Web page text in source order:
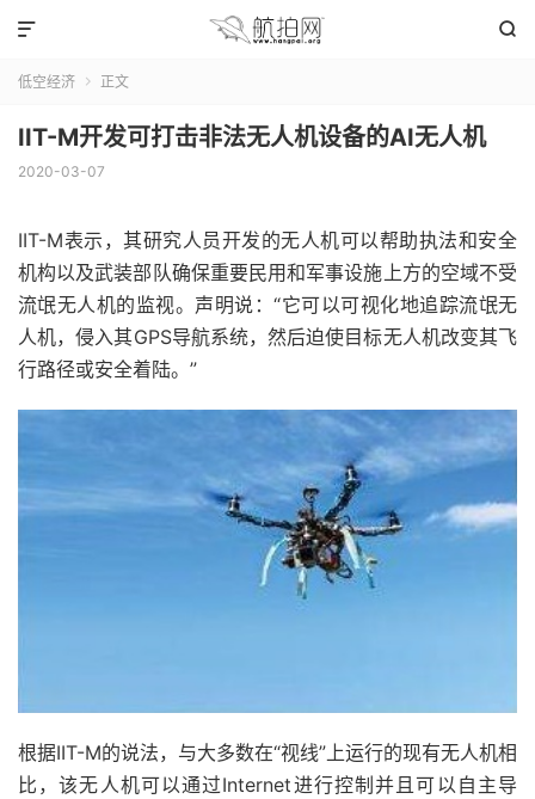


低空经济  正文
IIT-M开发可打击非法无人机设备的AI无人机
2020-03-07
IIT-M表示，其研究人员开发的无人机可以帮助执法和安全
机构以及武装部队确保重要民用和军事设施上方的空域不受
流氓无人机的监视。声明说：“它可以可视化地追踪流氓无
人机，侵入其GPS导航系统，然后迫使目标无人机改变其飞
行路径或安全着陆。”
根据IIT-M的说法，与大多数在“视线”上运行的现有无人机相
比，该无人机可以通过Internet进行控制并且可以自主导